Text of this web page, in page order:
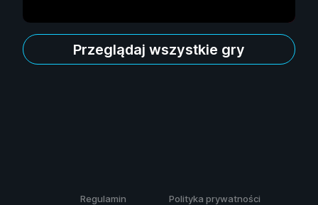
Przeglądaj wszystkie gry
Regulamin Polityka prywatności